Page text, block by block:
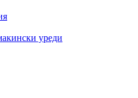
уреди